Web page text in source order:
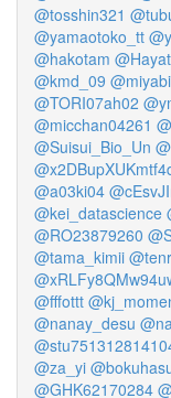
@tosshin321
@yamaotoko_tt
@hakotam
@kmd_09
@TORI07ah02
@micchan04261
@Suisui_Bio_Un
@a03ki04
@kei_datascience
@RO23879260
@tama_kimii
@fffottt
@nanay_desu
@za_yi
@GHK62170284